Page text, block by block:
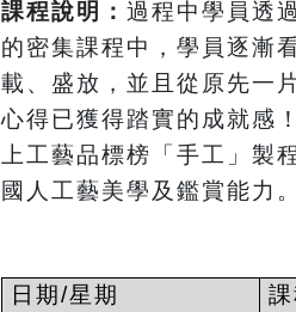
課程說明： 過程中學員透
的密集課程中，學員逐漸
載、盛放，並且從原先一
心得已獲得踏實的成就感
上工藝品標榜「手工」製
國人工藝美學及鑑賞能力。
日期/星期